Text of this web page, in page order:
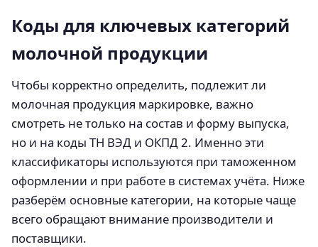
Коды для ключевых категорий
молочной продукции
Чтобы корректно определить, подлежит ли
молочная продукция маркировке, важно
смотреть не только на состав и форму выпуска,
но и на коды ТН ВЭД и ОКПД 2. Именно эти
классификаторы используются при таможенном
оформлении и при работе в системах учёта. Ниже
разберём основные категории, на которые чаще
всего обращают внимание производители и
поставщики.